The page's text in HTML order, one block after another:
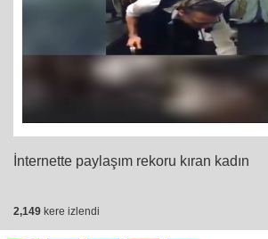
İnternette paylaşım rekoru kıran kadın
2,149 kere izlendi